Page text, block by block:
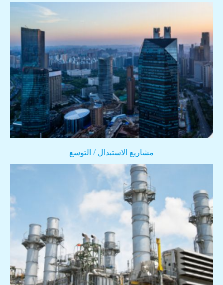
مشاريع الاستبدال / التوسع